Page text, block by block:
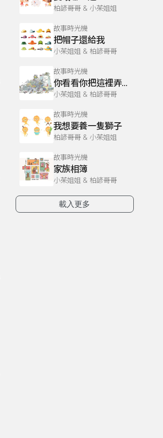
柏諺哥哥 & 小茱姐姐
故事時光機
把帽子還給我
小茱姐姐 & 柏諺哥哥
故事時光機
你看看你把這裡弄得這麼亂
小茱姐姐 & 柏諺哥哥
故事時光機
我想要養一隻獅子
柏諺哥哥 & 小茱姐姐
故事時光機
家族相簿
小茱姐姐 & 柏諺哥哥
載入更多